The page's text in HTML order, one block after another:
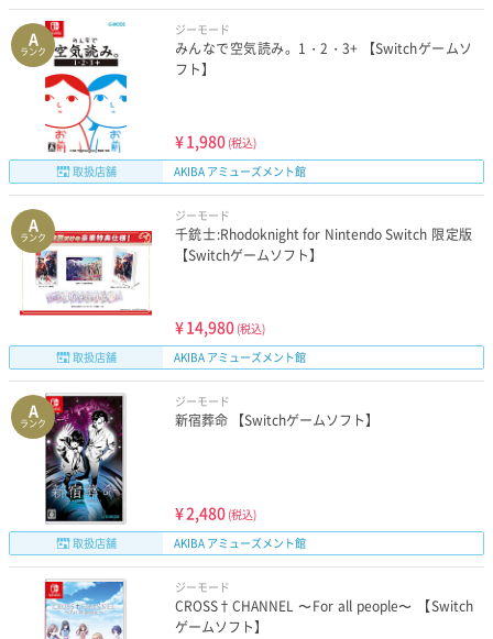
A
ランク
ジーモード
みんなで空気読み。1・2・3+ 【Switchゲームソ
フト】
¥1,980 (税込)
取扱店舗
AKIBA アミューズメント館
A
ランク
ジーモード
千銃士:Rhodoknight for Nintendo Switch 限定版
【Switchゲームソフト】
¥14,980 (税込)
取扱店舗
AKIBA アミューズメント館
A
ランク
ジーモード
新宿葬命 【Switchゲームソフト】
¥2,480 (税込)
取扱店舗
AKIBA アミューズメント館
ジーモード
CROSS†CHANNEL 〜For all people〜 【Switch
ゲームソフト】